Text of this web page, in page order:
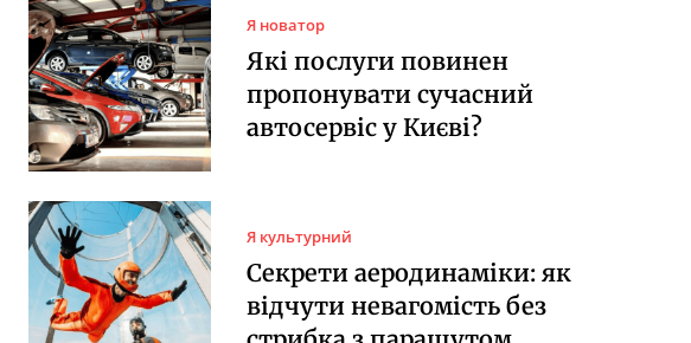
Я новатор
Які послуги повинен
пропонувати сучасний
автосервіс у Києві?
Я культурний
Секрети аеродинаміки: як
відчути невагомість без